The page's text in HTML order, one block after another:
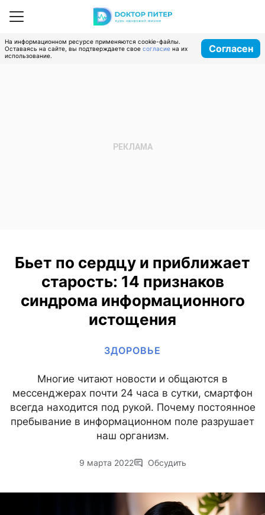
На информационном ресурсе применяются cookie-файлы.
Оставаясь на сайте, вы подтверждаете свое согласие на их
использование.
Согласен
Бьет по сердцу и приближает
старость: 14 признаков
синдрома информационного
истощения
ЗДОРОВЬЕ
Многие читают новости и общаются в
мессенджерах почти 24 часа в сутки, смартфон
всегда находится под рукой. Почему постоянное
пребывание в информационном поле разрушает
наш организм.
9 марта 2022 Обсудить